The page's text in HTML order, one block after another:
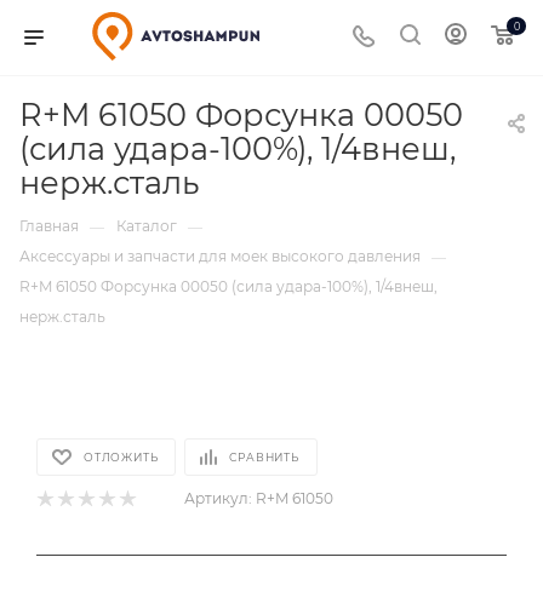
0
R+M 61050 Форсунка 00050
(сила удара-100%), 1/4внеш,
нерж.сталь
Главная — Каталог —
Аксессуары и запчасти для моек высокого давления
—
R+M 61050 Форсунка 00050 (сила удара-100%), 1/4внеш,
нерж.сталь
ОТЛОЖИТЬ СРАВНИТЬ
Артикул: R+M 61050